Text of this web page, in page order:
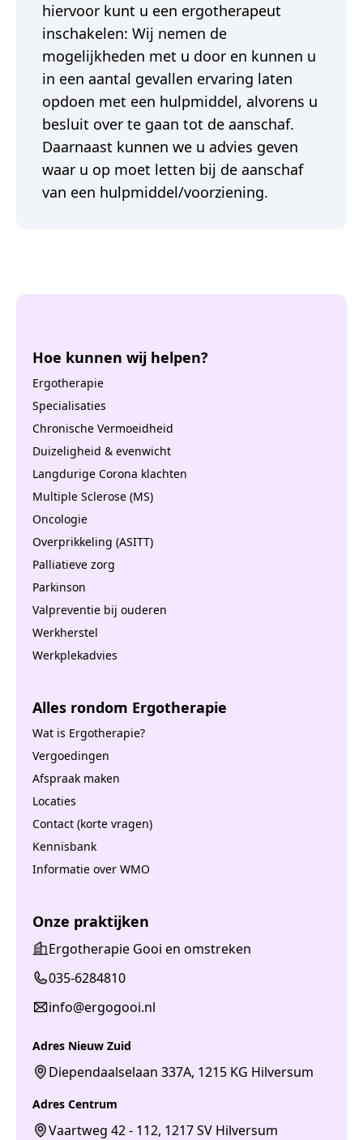
hiervoor kunt u een ergotherapeut
inschakelen: Wij nemen de
mogelijkheden met u door en kunnen u
in een aantal gevallen ervaring laten
opdoen met een hulpmiddel, alvorens u
besluit over te gaan tot de aanschaf.
Daarnaast kunnen we u advies geven
waar u op moet letten bij de aanschaf
van een hulpmiddel/voorziening.
Hoe kunnen wij helpen?
Ergotherapie
Specialisaties
Chronische Vermoeidheid
Duizeligheid & evenwicht
Langdurige Corona klachten
Multiple Sclerose (MS)
Oncologie
Overprikkeling (ASITT)
Palliatieve zorg
Parkinson
Valpreventie bij ouderen
Werkherstel
Werkplekadvies
Alles rondom Ergotherapie
Wat is Ergotherapie?
Vergoedingen
Afspraak maken
Locaties
Contact (korte vragen)
Kennisbank
Informatie over WMO
Onze praktijken
Ergotherapie Gooi en omstreken
035-6284810
info@ergogooi.nl
Adres Nieuw Zuid
Diependaalselaan 337A, 1215 KG Hilversum
Adres Centrum
Vaartweg 42 - 112, 1217 SV Hilversum